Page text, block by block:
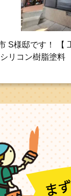
S様邸です！ 【
リコン樹脂塗料